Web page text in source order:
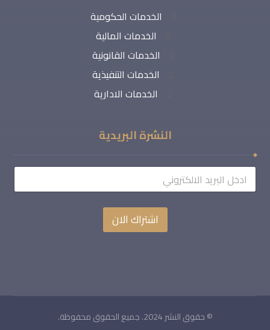
الخدمات الحكومية
الخدمات المالية
الخدمات القانونية
الخدمات التنفيذية
الخدمات الادارية
النشرة البريدية
اشتراك الان
© حقوق النشر 2024. جميع الحقوق محفوظة.